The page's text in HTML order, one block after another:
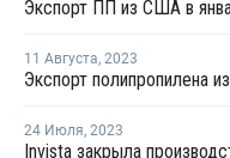
11 Августа, 2023
24 Июля, 2023
Invista закрыла